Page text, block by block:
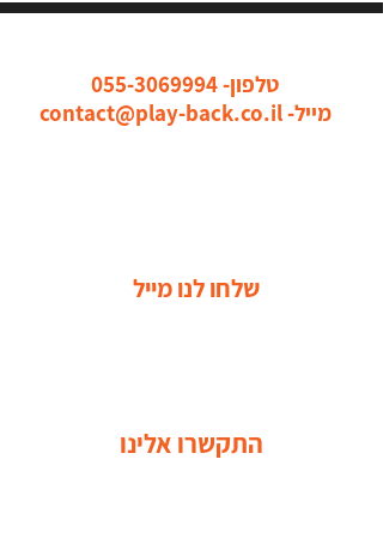
טלפון-055-3069994
מייל-contact@play-back.co.il
שלחו לנו מייל
התקשרו אלינו